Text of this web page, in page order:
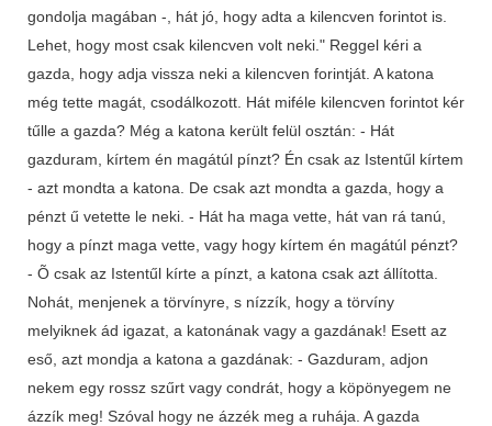
gondolja magában -, hát jó, hogy adta a kilencven forintot is.
Lehet, hogy most csak kilencven volt neki." Reggel kéri a
gazda, hogy adja vissza neki a kilencven forintját. A katona
még tette magát, csodálkozott. Hát miféle kilencven forintot kér
tűlle a gazda? Még a katona került felül osztán: - Hát
gazduram, kírtem én magátúl pínzt? Én csak az Istentűl kírtem
- azt mondta a katona. De csak azt mondta a gazda, hogy a
pénzt ű vetette le neki. - Hát ha maga vette, hát van rá tanú,
hogy a pínzt maga vette, vagy hogy kírtem én magátúl pénzt?
- Õ csak az Istentűl kírte a pínzt, a katona csak azt állította.
Nohát, menjenek a törvínyre, s nízzík, hogy a törvíny
melyiknek ád igazat, a katonának vagy a gazdának! Esett az
eső, azt mondja a katona a gazdának: - Gazduram, adjon
nekem egy rossz szűrt vagy condrát, hogy a köpönyegem ne
ázzík meg! Szóval hogy ne ázzék meg a ruhája. A gazda